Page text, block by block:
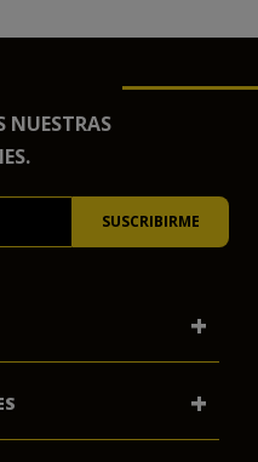
NUESTRAS
+
+